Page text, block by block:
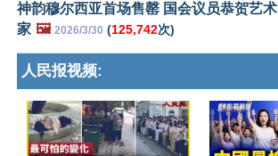
神韵穆尔西亚首场售罄 国会议员恭贺艺术
家 🖼️ 2026/3/30 (125,742次)
人民报视频: